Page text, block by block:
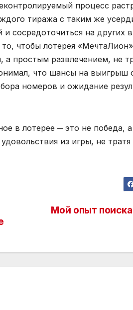
процесс
тиража с таким же
и сосредоточиться на
чтобы лотерея
а простым развлечением, не
что шансы на выигрыш
номеров и ожидание
в лотерее ─ это не победа,
из игры, не
Мой опыт